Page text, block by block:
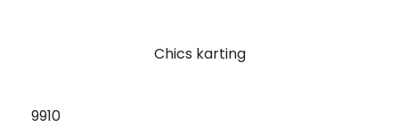
Chics karting
9910